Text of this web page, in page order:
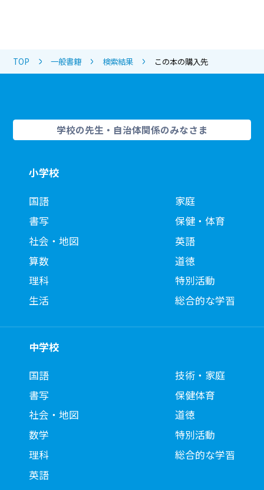
TOP 一般書籍 検索結果 この本の購入先
学校の先生・自治体関係のみなさま
小学校
国語
書写
社会・地図
算数
理科
生活
家庭
保健・体育
英語
道徳
特別活動
総合的な学習
中学校
国語
書写
社会・地図
数学
理科
英語
技術・家庭
保健体育
道徳
特別活動
総合的な学習